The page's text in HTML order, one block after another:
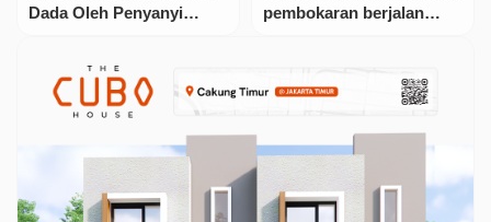
Dada Oleh Penyanyi
Trending Topik Pecinta
Musik
pembokaran berjalan